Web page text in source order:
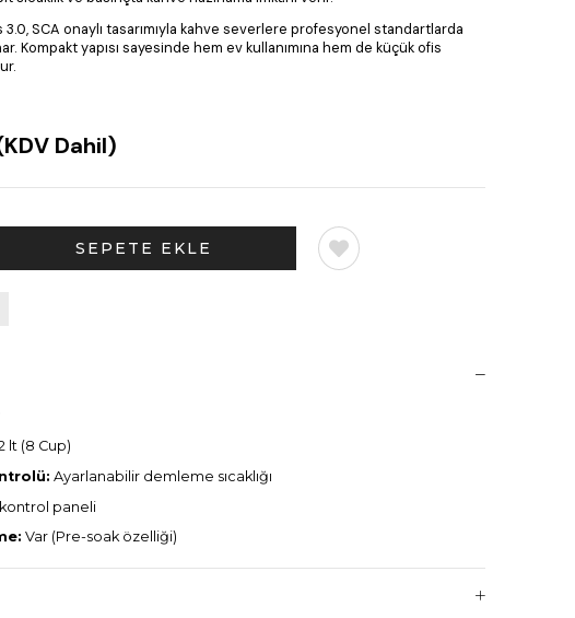
SCA onaylı tasarımıyla kahve severlere profesyonel standartlarda
Kompakt yapısı sayesinde hem ev kullanımına hem de küçük ofis
Dahil)
lt (8 Cup)
Ayarlanabilir demleme sıcaklığı
paneli
Var (Pre-soak özelliği)
Var